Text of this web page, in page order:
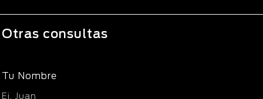
Otras consultas
Tu Nombre